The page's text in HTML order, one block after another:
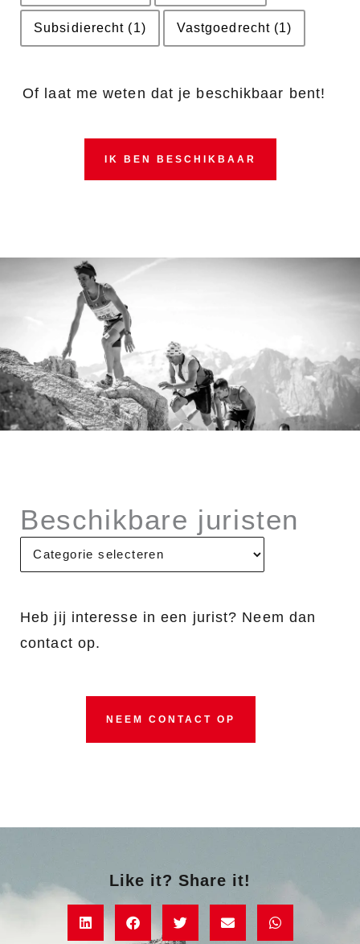
Subsidierecht (1) Vastgoedrecht (1)
Of laat me weten dat je beschikbaar bent!
IK BEN BESCHIKBAAR
Beschikbare juristen
Heb jij interesse in een jurist? Neem dan
contact op.
NEEM CONTACT OP
Like it? Share it!